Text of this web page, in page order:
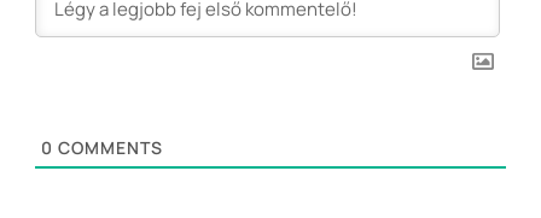
0 COMMENTS